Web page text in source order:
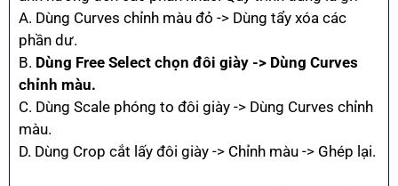
A. Dùng Curves chỉnh màu đỏ -> Dùng tẩy xóa các
phần dư.
B. Dùng Free Select chọn đôi giày -> Dùng Curves
chỉnh màu.
C. Dùng Scale phóng to đôi giày -> Dùng Curves chỉnh
màu.
D. Dùng Crop cắt lấy đôi giày -> Chỉnh màu -> Ghép lại.